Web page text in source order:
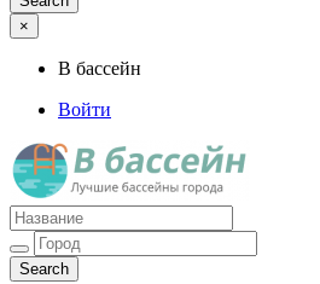
×
В бассейн
Войти
Лучшие бассейны города